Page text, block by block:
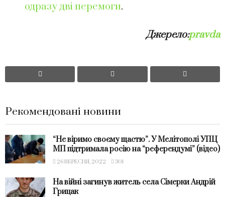
одразу дві перемоги.
Джерело:pravda
Рекомендовані новини
“Не віримо своєму щастю”. У Мелітополі УПЦ
МП підтримала росію на “референдумі” (відео)
26 ВЕРЕСНЯ, 2022 301
На війні загинув житель села Сімерки Андрій
Грицак